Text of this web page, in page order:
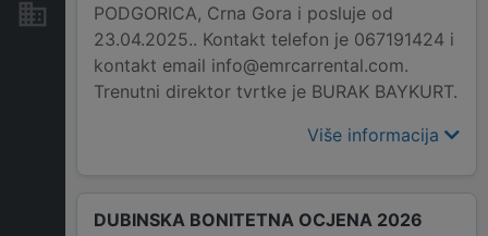
Nekretnine i imovina
PODGORICA, Crna Gora i posluje od
23.04.2025.. Kontakt telefon je 067191424 i
kontakt email info@emrcarrental.com.
Trenutni direktor tvrtke je BURAK BAYKURT.
Više informacija
DUBINSKA BONITETNA OCJENA 2026